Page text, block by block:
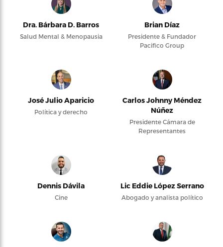
Dra. Bárbara D. Barros
Salud Mental & Menopausia
Brian Díaz
Presidente & Fundador
Pacifico Group
José Julio Aparicio
Política y derecho
Carlos Johnny Méndez
Núñez
Presidente Cámara de
Representantes
Dennis Dávila
Cine
Lic Eddie López Serrano
Abogado y analista político